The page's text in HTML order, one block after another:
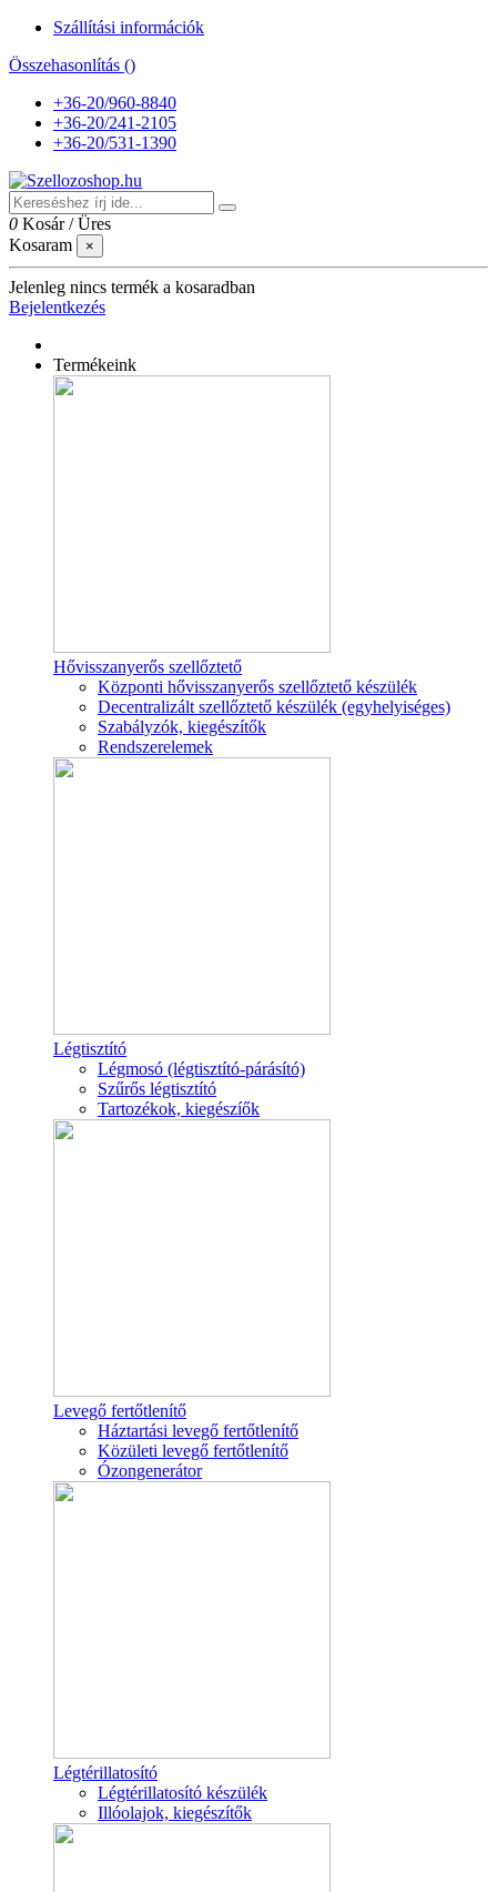
Szállítási információk
Összehasonlítás ()
+36-20/960-8840
+36-20/241-2105
+36-20/531-1390
0 Kosár /Üres
Kosaram
×
Jelenleg nincs termék a kosaradban
Bejelentkezés
Termékeink
Hővisszanyerős szellőztető
Központi hővisszanyerős szellőztető készülék
Decentralizált szellőztető készülék (egyhelyiséges)
Szabályzók, kiegészítők
Rendszerelemek
Légtisztító
Légmosó (légtisztító-párásító)
Szűrős légtisztító
Tartozékok, kiegészíők
Levegő fertőtlenítő
Háztartási levegő fertőtlenítő
Közületi levegő fertőtlenítő
Ózongenerátor
Légtérillatosító
Légtérillatosító készülék
Illóolajok, kiegészítők